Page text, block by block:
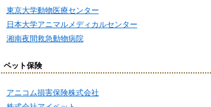
東京大学動物医療センター
日本大学アニマルメディカルセンター
湘南夜間救急動物病院
ペット保険
アニコム損害保険株式会社